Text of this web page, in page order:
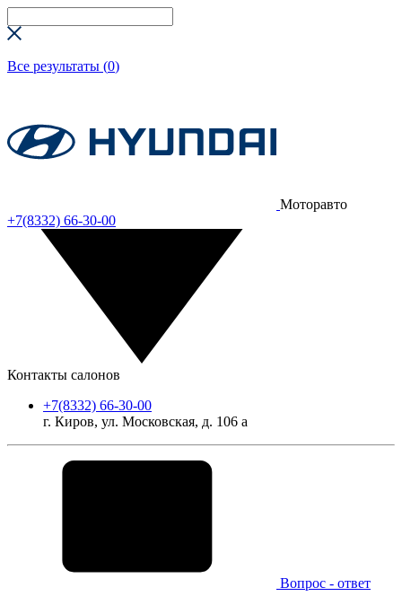
Все результаты (0)
Моторавто
+7(8332) 66-30-00
Контакты салонов
+7(8332) 66-30-00
г. Киров, ул. Московская, д. 106 а
Вопрос - ответ